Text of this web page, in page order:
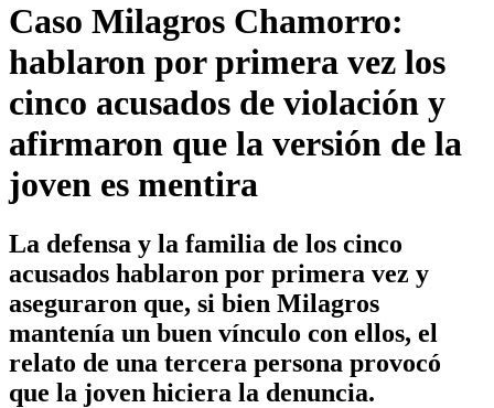
Caso Milagros Chamorro:
hablaron por primera vez los
cinco acusados de violación y
afirmaron que la versión de la
joven es mentira
La defensa y la familia de los cinco
acusados hablaron por primera vez y
aseguraron que, si bien Milagros
mantenía un buen vínculo con ellos, el
relato de una tercera persona provocó
que la joven hiciera la denuncia.